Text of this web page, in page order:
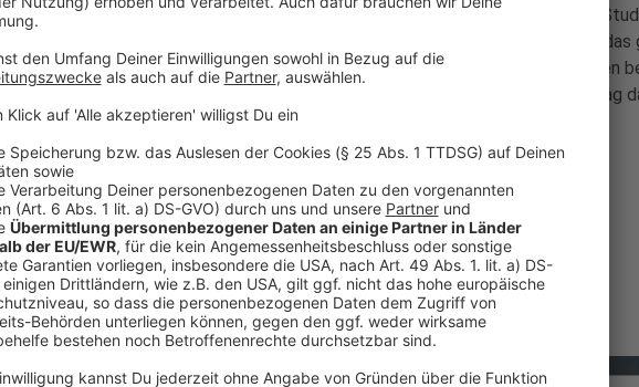
aka VIZE, Mark Becker und Leony, hat sich für einige Wochen ins
einfach drauflosgeschrieben, verschiedene Ansätze probiert und
haben. Leony sagt dazu: "Es ist das Schönste, jeden Tag mit seinen
machen zu dürfen und es ist das größte Privileg für mich, jeden Tag
ich am meisten liebe."
Hier könnt ihr nun in die Platte reinhören.
Anzeige
Anzeige